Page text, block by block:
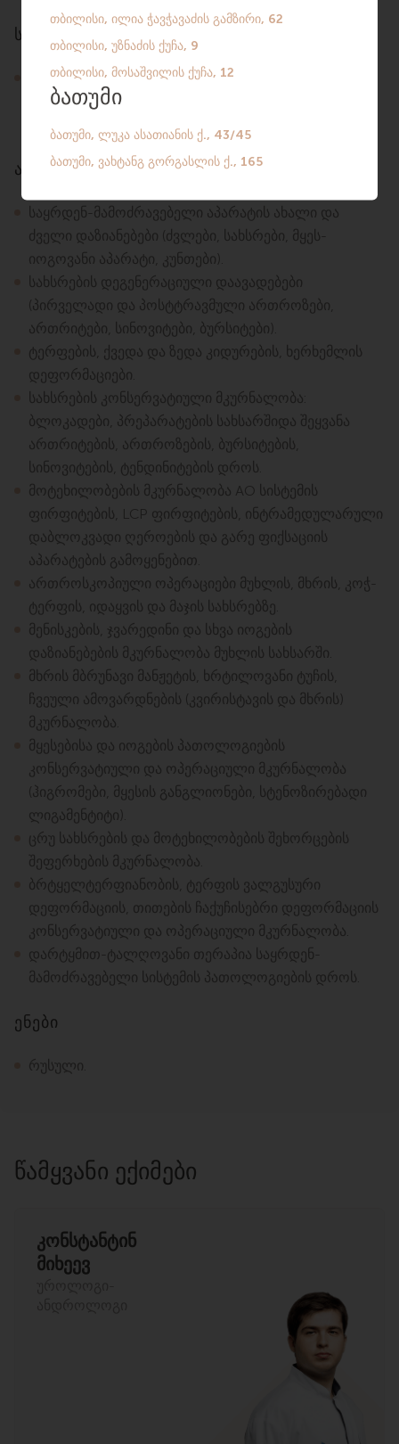
სამეცნიერო ნაშრომები
პატენტი გამოგონებაზე №2385682 (10.04.2007) —
„დეფორმირებადი ოსტეოართროზის მკურნალობის
ატარებს დიაგნოსტიკასა და მკურნალობას
საყრდენ-მამოძრავებელი აპარატის ახალი და
ძველი დაზიანებები (ძვლები, სახსრები, მყეს-
იოგოვანი აპარატი, კუნთები).
სახსრების დეგენერაციული დაავადებები
(პირველადი და პოსტტრავმული ართროზები,
ართრიტები, სინოვიტები, ბურსიტები).
ტერფების, ქვედა და ზედა კიდურების, ხერხემლის
დეფორმაციები.
სახსრების კონსერვატიული მკურნალობა:
ბლოკადები, პრეპარატების სახსარშიდა შეყვანა
ართრიტების, ართროზების, ბურსიტების,
სინოვიტების, ტენდინიტების დროს.
მოტეხილობების მკურნალობა AO სისტემის
ფირფიტების, LCP ფირფიტების, ინტრამედულარული
დაბლოკვადი ღეროების და გარე ფიქსაციის
აპარატების გამოყენებით.
ართროსკოპიული ოპერაციები მუხლის, მხრის, კოჭ-
ტერფის, იდაყვის და მაჯის სახსრებზე.
მენისკების, ჯვარედინი და სხვა იოგების
დაზიანებების მკურნალობა მუხლის სახსარში.
მხრის მბრუნავი მანჟეტის, ხრტილოვანი ტუჩის,
ჩვეული ამოვარდნების (კვირისტავის და მხრის)
მკურნალობა.
მყესებისა და იოგების პათოლოგიების
კონსერვატიული და ოპერაციული მკურნალობა
(ჰიგრომები, მყესის განგლიონები, სტენოზირებადი
ლიგამენტიტი).
ცრუ სახსრების და მოტეხილობების შეხორცების
შეფერხების მკურნალობა.
ბრტყელტერფიანობის, ტერფის ვალგუსური
დეფორმაციის, თითების ჩაქუჩისებრი დეფორმაციის
კონსერვატიული და ოპერაციული მკურნალობა.
დარტყმით-ტალღოვანი თერაპია საყრდენ-
მამოძრავებელი სისტემის პათოლოგიების დროს.
ენები
რუსული.
ᲬᲐᲛᲧᲕᲐᲜᲘ ᲔᲥᲘᲛᲔᲑᲘ
კონსტანტინ
მიხეევ